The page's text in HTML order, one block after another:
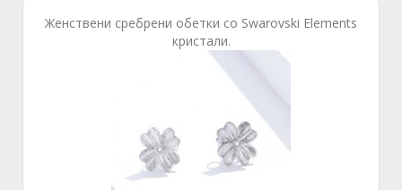
Женствени сребрени обетки со Swarovski Elements
кристали.